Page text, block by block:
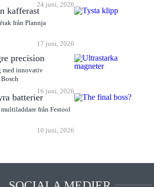
24 juni, 2026
kafferast
från Plannja
17 juni, 2026
precision
med innovativ
16 juni, 2026
batterier
från Festool
10 juni, 2026